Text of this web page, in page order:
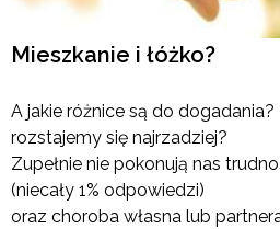
Mieszkanie i łóżko?
A jakie różnice są do
rozstajemy się najrzadziej?
Zupełnie nie pokonują nas
(niecały 1% odpowiedzi)
oraz choroba własna lub